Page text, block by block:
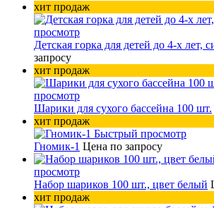
хит продаж
просмотр
Детская горка для детей до 4-х лет,
запросу
хит продаж
просмотр
Шарики для сухого бассейна 100 шт.
хит продаж
Быстрый просмотр
Гномик-1 Цена по запросу
просмотр
Набор шариков 100 шт., цвет белый
хит продаж